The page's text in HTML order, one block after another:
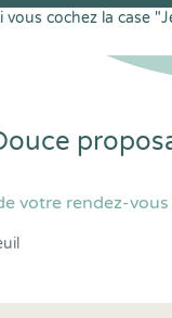
cochez la case
votre rendez-